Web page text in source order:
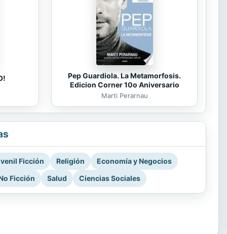
Pep Guardiola. La Metamorfosis.
Edicion Corner 10o Aniversario
Marti Perarnau
Ficción Religión
Economía y Negocios
Ficción
Salud Ciencias Sociales